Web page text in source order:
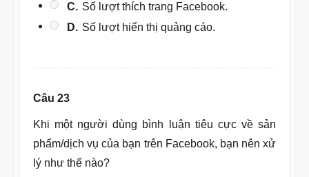
C. Số lượt thích trang Facebook.
D. Số lượt hiển thị quảng cáo.
Câu 23
Khi một người dùng bình luận tiêu cực về sản
phẩm/dịch vụ của bạn trên Facebook, bạn nên xử
lý như thế nào?